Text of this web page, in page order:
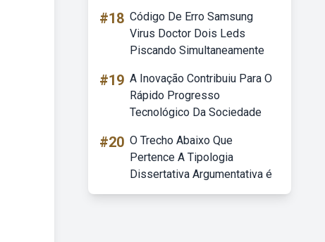
#18 Código De Erro Samsung
Virus Doctor Dois Leds
Piscando Simultaneamente
#19 A Inovação Contribuiu Para O
Rápido Progresso
Tecnológico Da Sociedade
#20 O Trecho Abaixo Que
Pertence A Tipologia
Dissertativa Argumentativa é